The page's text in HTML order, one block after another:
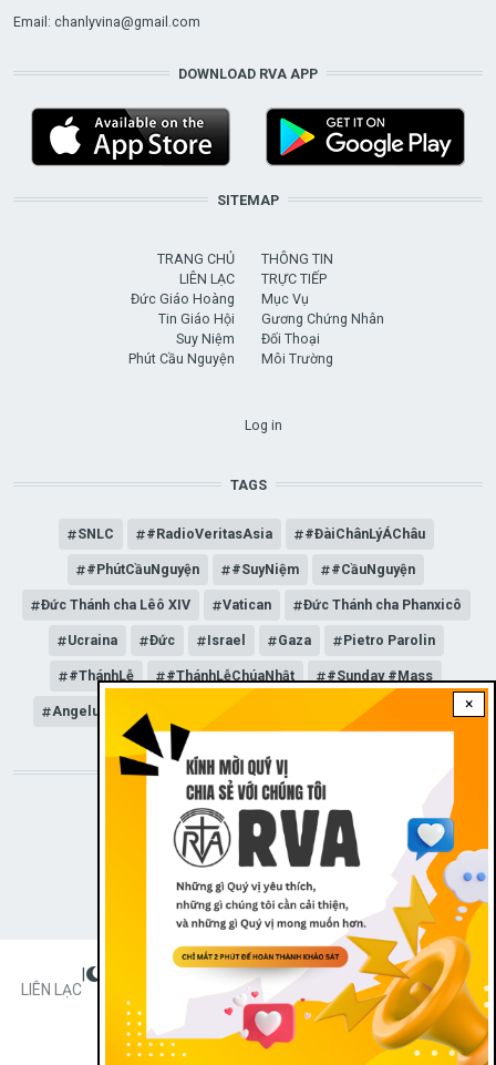
×
Email: chanlyvina@gmail.com
DOWNLOAD RVA APP
SITEMAP
TRANG CHỦ
LIÊN LẠC
Đức Giáo Hoàng
Tin Giáo Hội
Suy Niệm
Phút Cầu Nguyện
THÔNG TIN
TRỰC TIẾP
Mục Vụ
Gương Chứng Nhân
Đối Thoại
Môi Trường
Log in
TAGS
SNLC #RadioVeritasAsia #ĐàiChânLýÁChâu
#PhútCầuNguyện #SuyNiệm #CầuNguyện
Đức Thánh cha Lêô XIV Vatican Đức Thánh cha Phanxicô
Ucraina Đức Israel Gaza Pietro Parolin
#ThánhLễ #ThánhLễChúaNhật #Sunday #Mass
Angelus Đức Giáo hoàng Lêô XIV General Audience
STAY CONNECTED WITH US!
Radio Veritas Asia © 2023
FOOTER
LIÊN LẠC